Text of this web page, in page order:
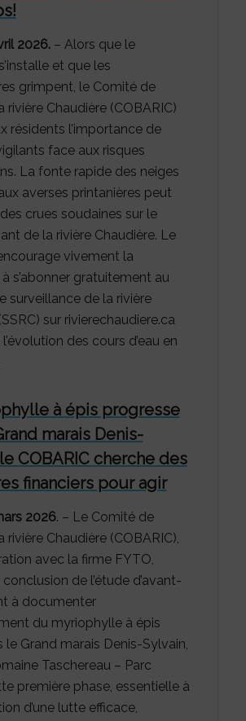
2026.– Alors que le
et que les
grimpent, le Comité de
rivière Chaudière (COBARIC)
résidents l’importance de
face aux risques
La fonte rapide des neiges
averses printanières peut
crues soudaines sur le
de la rivière Chaudière. Le
vivement la
s’abonner gratuitement au
surveillance de la rivière
sur rivierechaudiere.ca
des cours d’eau en
à épis progresse
marais Denis-
COBARIC cherche des
financiers pour agir
2026. – Le Comité de
rivière Chaudière (COBARIC),
avec la firme FYTO,
de l’étude d’avant-
à documenter
du myriophylle à épis
le Grand marais Denis-Sylvain,
Taschereau – Parc
première phase, essentielle à
d’une lutte efficace,